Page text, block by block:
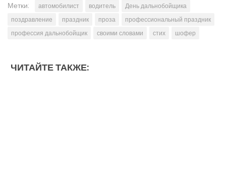
Метки: автомобилист водитель
День дальнобойщика
поздравление
праздник проза
профессиональный праздник
профессия дальнобойщик
своими словами стих шофер
ЧИТАЙТЕ ТАКЖЕ: